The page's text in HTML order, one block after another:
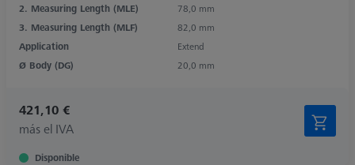
2. Measuring Length (MLE)
78,0 mm
3. Measuring Length (MLF)
82,0 mm
Application
Extend
Ø Body (DG)
20,0 mm
421,10 €
más el IVA
Disponible